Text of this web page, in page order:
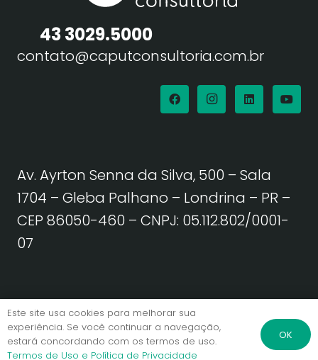
43 3029.5000
contato@caputconsultoria.com.br
Av. Ayrton Senna da Silva, 500 – Sala
1704 – Gleba Palhano – Londrina – PR –
CEP 86050-460 – CNPJ: 05.112.802/0001-
07
Política de Privacidade | Termos de Uso
© Caput Consultoria. Todos os direitos reservados.
Este site usa cookies para melhorar sua
experiência. Se você continuar a navegação,
estará concordando com os termos de uso.
Termos de Uso e Política de Privacidade
OK